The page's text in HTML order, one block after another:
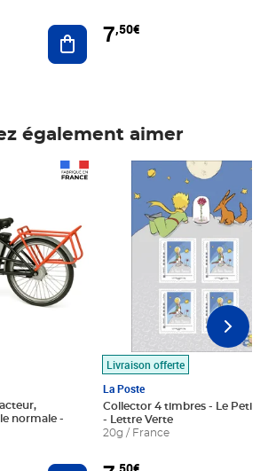
Ajouter au panier
7,50€
également aimer
Ajouter au panier
Livraison offerte
La Poste
Collector 4 timbres - Le Petit
- Lettre Verte
20g / France
Prix 7,50€